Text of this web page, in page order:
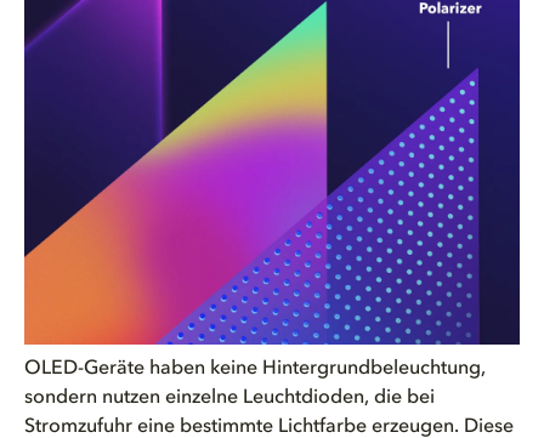
OLED-Geräte haben keine Hintergrundbeleuchtung,
sondern nutzen einzelne Leuchtdioden, die bei
Stromzufuhr eine bestimmte Lichtfarbe erzeugen. Diese